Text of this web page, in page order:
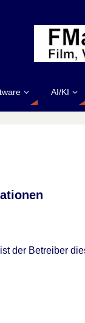
AI/KI
der Betreiber